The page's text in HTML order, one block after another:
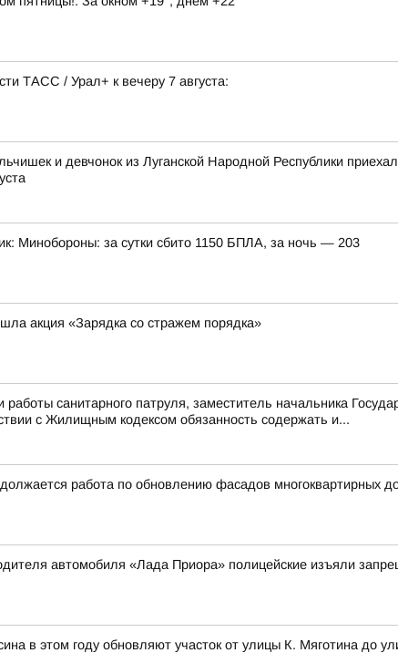
ТАСС / Урал+ к вечеру 7 августа:
и девчонок из Луганской Народной Республики
Минобороны: за сутки сбито 1150 БПЛА, за ночь — 203
акция «Зарядка со стражем порядка»
работы санитарного патруля, заместитель начальника
с Жилищным кодексом обязанность содержать и...
работа по обновлению фасадов многоквартирных
автомобиля «Лада Приора» полицейские изъяли
в этом году обновляют участок от улицы К. Мяготина до